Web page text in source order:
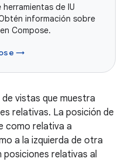
de IU
información sobre
Compose.
→
de vistas que muestra
relativas. La posición de
como relativa a
a la izquierda de otra
posiciones relativas al